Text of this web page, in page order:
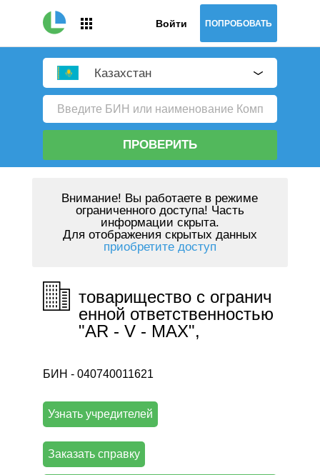
Войти ПОПРОБОВАТЬ
Казахстан
ПРОВЕРИТЬ
Внимание! Вы работаете в режиме
ограниченного доступа! Часть
информации скрыта.
Для отображения скрытых данных
приобретите доступ
товарищество с огранич
енной ответственностью
"AR - V - MAX",
БИН - 040740011621
Узнать учредителей
Заказать справку